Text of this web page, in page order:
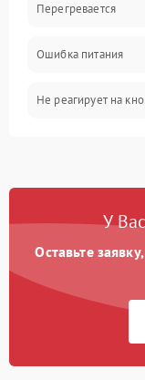
Перегревается
Ошибка питания
Не реагирует на
У
Оставьте